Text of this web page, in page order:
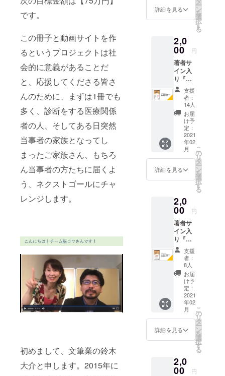
です。
この冊子と動画サイトを作
るというプロジェクトは社
会的に意義があることだ
と、応援してくださる皆さ
んのために、まずは1冊でも
多く、診断をする医療関係
者の人、そしてある日突然
当事者の家族となってし
まったご家族さん、もちろ
ん当事者の方たちに届くよ
う、ネクストゴールにチャ
レンジします。
初めまして、文筆業の鈴木
大介と申します。2015年に
の二人
による
動画で
す。 今
回のク
ラウド
ファン
ディン
グのお
礼を動
画でお
送りし
ます。
動画配
信サイ
トでの
URLを
お伝え
する形
ますの
で、動
サイト
が見ら
れる環
境であ
ること
が条件
となり
ます。
詳細を見る ー
ン
を
選
択
す
る
2,0
00 円
著者サ
イン入
り『脳
がこわ
れた』
と鈴木
大介さ
んの講
演動画
鈴木大
介著
『脳が
こわれ
た』に
ご本人
ものを
送付し
ます。
また別
途メー
ルに
て、サ
キュー
動画と
鈴木大
介の講
演動画
を送り
ます。
発送
は、ク
グ終了
後とな
支援
者：
14人
お届
け予
定：
2021
年02
月
詳細を見る
こ
の
リ
タ
ー
ン
を
選
択
す
る
2,0
00 円
著者サ
イン入
り『脳
は回復
する』
と鈴木
大介さ
んの講
演動画
鈴木大
介著
『脳は
回復す
る』に
ご本人
ものを
送付し
支援
者：
8人
お届
け予
定：
2021
年02
月
詳細を見る
こ
の
リ
タ
ー
ン
を
選
択
す
る
2,0
00 円